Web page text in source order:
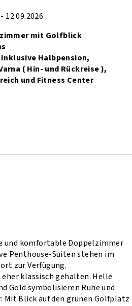
12.09.2026
mit Golfblick
Inklusive Halbpension,
( Hin- und Rückreise ),
und Fitness Center
und komfortable Doppelzimmer
Penthouse-Suiten stehen im
zur Verfügung.
klassisch gehalten. Helle
Gold symbolisieren Ruhe und
Mit Blick auf den grünen Golfplatz